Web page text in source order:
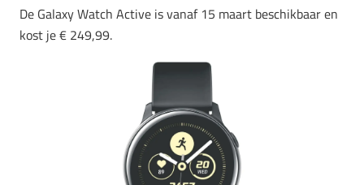
De Galaxy Watch Active is vanaf 15 maart beschikbaar en
kost je € 249,99.